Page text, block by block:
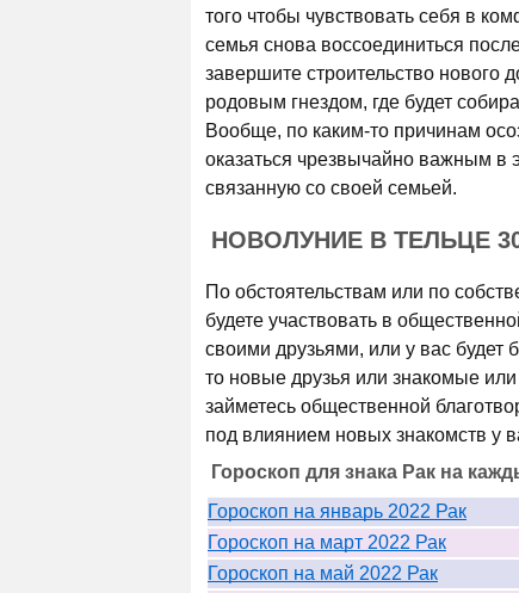
того чтобы чувствовать себя в
семья снова воссоединиться
завершите строительство нового
родовым гнездом, где будет
Вообще, по каким-то причинам
оказаться чрезвычайно важным в
связанную со своей семьей.
НОВОЛУНИЕ В ТЕЛЬЦЕ
По обстоятельствам или по
будете участвовать в
своими друзьями, или у вас будет
то новые друзья или знакомые
займетесь общественной
под влиянием новых знакомств у
Гороскоп для знака Рак на
Гороскоп на январь 2022 Рак
Гороскоп на март 2022 Рак
Гороскоп на май 2022 Рак